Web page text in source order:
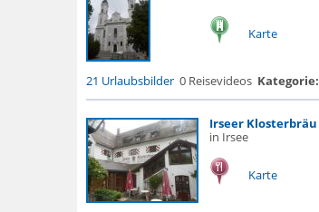
Karte
21 Urlaubsbilder 0 Reisevideos Kategorie:
Irseer Klosterbräu
in Irsee
Karte